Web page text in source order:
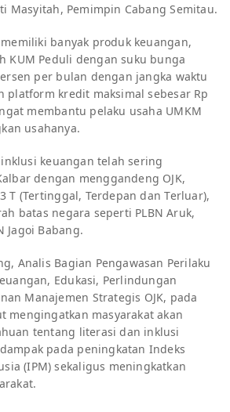
Masyitah, Pemimpin Cabang Semitau.
banyak produk keuangan,
KUM Peduli dengan suku bunga
per bulan dengan jangka waktu
platform kredit maksimal sebesar Rp
membantu pelaku usaha UMKM
usahanya.
keuangan telah sering
dengan menggandeng OJK,
T (Tertinggal, Terdepan dan Terluar),
batas negara seperti PLBN Aruk,
Jagoi Babang.
Analis Bagian Pengawasan Perilaku
Edukasi, Perlindungan
Manajemen Strategis OJK, pada
mengingatkan masyarakat akan
tentang literasi dan inklusi
pada peningkatan Indeks
(IPM) sekaligus meningkatkan